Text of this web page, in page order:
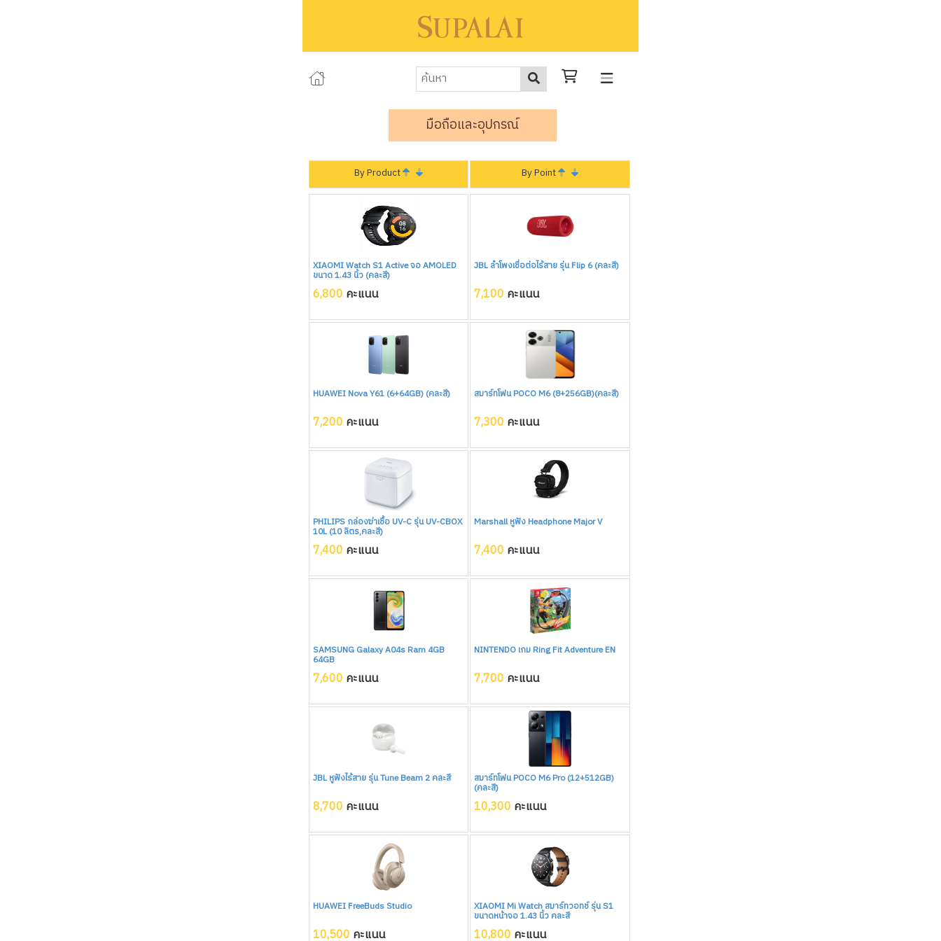
มือถือและอุปกรณ์
By Product By Point
XIAOMI Watch S1 Active จอ AMOLED
ขนาด 1.43 นิ้ว (คละสี)
6,800 คะแนน
JBL ลำโพงเชื่อต่อไร้สาย รุ่น Flip 6 (คละสี)
7,100 คะแนน
HUAWEI Nova Y61 (6+64GB) (คละสี)
7,200 คะแนน
สมาร์ทโฟน POCO M6 (8+256GB)(คละสี)
7,300 คะแนน
PHILIPS กล่องฆ่าเชื้อ UV-C รุ่น UV-CBOX
10L (10 ลิตร,คละสี)
7,400 คะแนน
Marshall หูฟัง Headphone Major V
7,400 คะแนน
SAMSUNG Galaxy A04s Ram 4GB
64GB
7,600 คะแนน
NINTENDO เกม Ring Fit Adventure EN
7,700 คะแนน
JBL หูฟังไร้สาย รุ่น Tune Beam 2 คละสี
8,700 คะแนน
สมาร์ทโฟน POCO M6 Pro (12+512GB)
(คละสี)
10,300 คะแนน
HUAWEI FreeBuds Studio
10,500 คะแนน
XIAOMI Mi Watch สมาร์ทวอทช์ รุ่น S1
ขนาดหน้าจอ 1.43 นิ้ว คละสี
10,800 คะแนน